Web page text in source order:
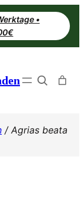
•
Search
/ Agrias beata